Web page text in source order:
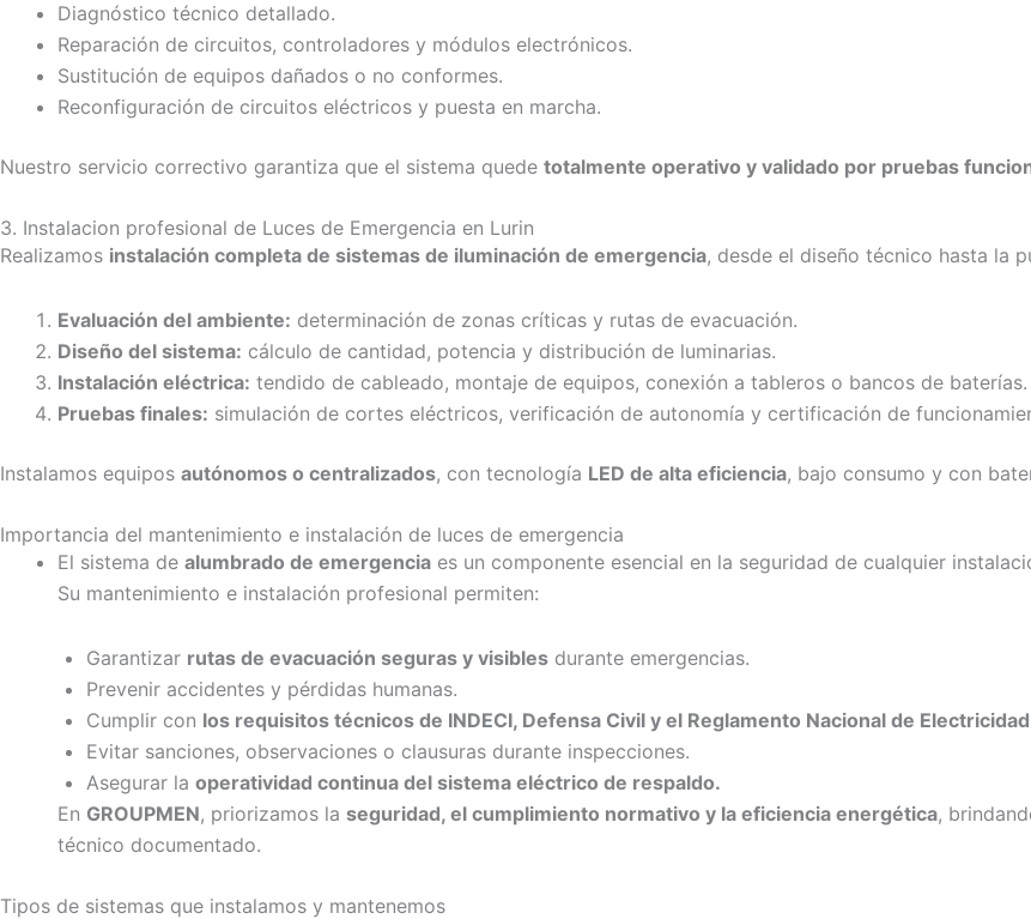
Diagnóstico técnico detallado.
Reparación de circuitos, controladores y módulos electrónicos.
Sustitución de equipos dañados o no conformes.
Reconfiguración de circuitos eléctricos y puesta en marcha.
Nuestro servicio correctivo garantiza que el sistema quede totalmente operativo y validado por pruebas
3. Instalacion profesional de Luces de Emergencia en Lurin
Realizamos instalación completa de sistemas de iluminación de emergencia, desde el diseño técnico hasta la
Evaluación del ambiente: determinación de zonas críticas y rutas de evacuación.
Diseño del sistema: cálculo de cantidad, potencia y distribución de luminarias.
Instalación eléctrica: tendido de cableado, montaje de equipos, conexión a tableros o bancos de baterías.
Pruebas finales: simulación de cortes eléctricos, verificación de autonomía y certificación de
Instalamos equipos autónomos o centralizados, con tecnología LED de alta eficiencia, bajo consumo y con
Importancia del mantenimiento e instalación de luces de emergencia
El sistema de alumbrado de emergencia es un componente esencial en la seguridad de cualquier
Su mantenimiento e instalación profesional permiten:
Garantizar rutas de evacuación seguras y visibles durante emergencias.
Prevenir accidentes y pérdidas humanas.
Cumplir con los requisitos técnicos de INDECI, Defensa Civil y el Reglamento Nacional de
Evitar sanciones, observaciones o clausuras durante inspecciones.
Asegurar la operatividad continua del sistema eléctrico de respaldo.
En GROUPMEN, priorizamos la seguridad, el cumplimiento normativo y la eficiencia energética,
técnico documentado.
Tipos de sistemas que instalamos y mantenemos